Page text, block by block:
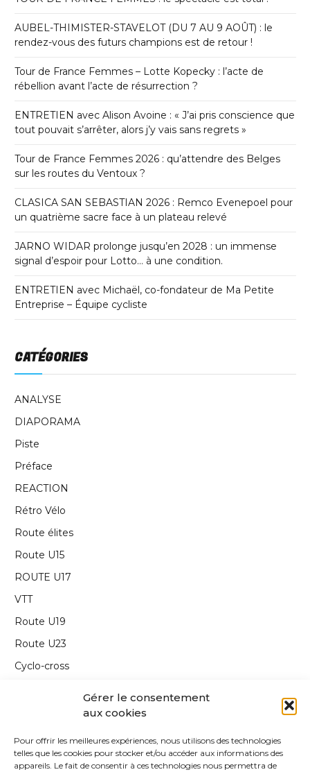
Gérer le consentement
aux cookies
Pour offrir les meilleures expériences, nous utilisons des technologies
telles que les cookies pour stocker et/ou accéder aux informations des
appareils. Le fait de consentir à ces technologies nous permettra de
AUBEL-THIMISTER-STAVELOT (DU 7 AU 9 AOÛT) : le
rendez-vous des futurs champions est de retour !
Tour de France Femmes – Lotte Kopecky : l’acte de
rébellion avant l’acte de résurrection ?
ENTRETIEN avec Alison Avoine : « J’ai pris conscience que
tout pouvait s’arrêter, alors j’y vais sans regrets »
Tour de France Femmes 2026 : qu’attendre des Belges
sur les routes du Ventoux ?
CLASICA SAN SEBASTIAN 2026 : Remco Evenepoel pour
un quatrième sacre face à un plateau relevé
JARNO WIDAR prolonge jusqu’en 2028 : un immense
signal d’espoir pour Lotto… à une condition.
ENTRETIEN avec Michaël, co-fondateur de Ma Petite
Entreprise – Équipe cycliste
CATÉGORIES
ANALYSE
DIAPORAMA
Piste
Préface
REACTION
Rétro Vélo
Route élites
Route U15
ROUTE U17
VTT
Route U19
Route U23
Cyclo-cross
Carnet de route
Edito